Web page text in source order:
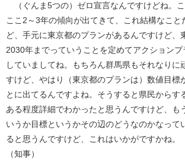
（ぐんま5つの）ゼロ宣言なんですけどね。
ここ2～3年の傾向が出てきて、これ結構なこと
ど、手元に東京都のプランがあるんですけど、
2030年までっていうことを定めてアクションプ
していましてね。もちろん群馬県もそれなりに
すけど、やはり（東京都のプランは）数値目標
とに出てるんですよね。そうすると県民からす
ある程度詳細でわかったと思うんですけど、も
いうか目標というかその辺のどうなのかなって
ると思うんですけど、これはいかがですかね。
（知事）